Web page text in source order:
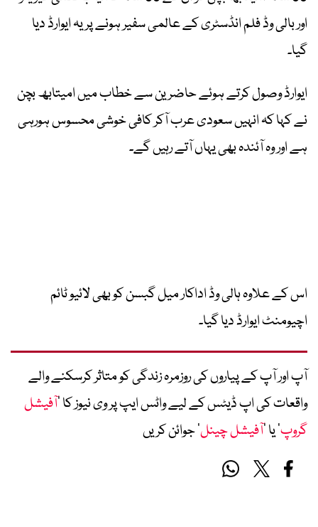
اور بالی وڈ فلم انڈسٹری کے عالمی سفیر ہونے پر یہ ایوارڈ دیا
گیا۔
ایوارڈ وصول کرتے ہوئے حاضرین سے خطاب میں امیتابھ بچن
نے کہا کہ انہیں سعودی عرب آکر کافی خوشی محسوس ہورہی
ہے اور وہ آئندہ بھی یہاں آتے رہیں گے۔
اس کے علاوہ ہالی وڈ اداکار میل گبسن کو بھی لائیو ٹائم
اچیومنٹ ایوارڈ دیا گیا۔
آپ اور آپ کے پیاروں کی روزمرہ زندگی کو متاثر کرسکنے والے
واقعات کی اپ ڈیٹس کے لیے واٹس ایپ پر وی نیوز کا ’آفیشل
گروپ‘ یا ’آفیشل چینل‘ جوائن کریں